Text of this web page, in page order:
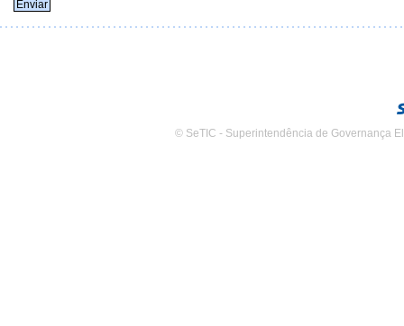
© SeTIC - Superintendência de Governança